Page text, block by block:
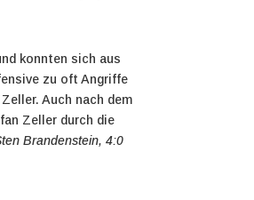
konnten sich aus
zu oft Angriffe
Auch nach dem
Zeller durch die
Brandenstein, 4:0